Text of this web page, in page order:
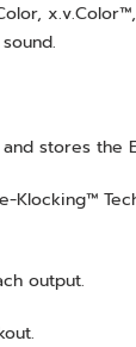
stores the
output.